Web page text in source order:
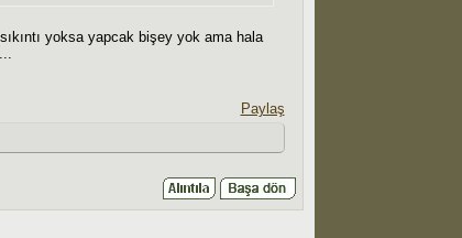
yoksa yapcak bişey yok ama hala
Paylaş